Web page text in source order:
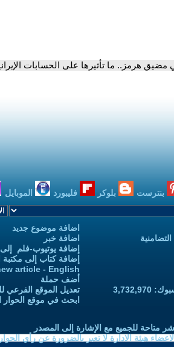
هرمز.. ما تأثيرها على الحسابات
بنترست بلوكر فليبورد الموبايل
اضافة موضوع جديد
اضافة خبر
إضافة يوتيوب-فلم
إضافة كتاب إلى مكتبة
article - English
أضف حملة
تعديل الموقع الفرعي
ابحث في موقع الحوار
متاحة للجميع مع الإشارة إلى المصدر
هيئة الادارة لا تعبر بالضرورة عن رأي